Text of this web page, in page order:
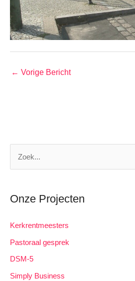
← Vorige Bericht
k
a
a
r
Onze Projecten
Kerkrentmeesters
Pastoraal gesprek
DSM-5
Simply Business